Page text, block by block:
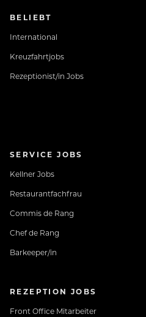
BELIEBT
International
Kreuzfahrtjobs
Rezeptionist/in Jobs
SERVICE JOBS
Kellner Jobs
Restaurantfachfrau
Commis de Rang
Chef de Rang
Barkeeper/in
REZEPTION JOBS
Front Office Mitarbeiter